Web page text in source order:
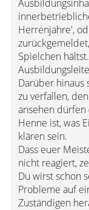
Herrenjahre',
Spielchen
Darüber hinaus
zu verfallen,
ansehen dürfen
Henne ist, was
klären sein.
Dass euer
nicht reagiert,
Du wirst schon
Probleme auf
Zuständigen